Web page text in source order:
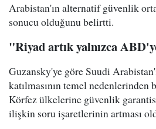
Arabistan'ın alternatif güvenlik
sonucu olduğunu belirtti.
"Riyad artık yalnızca
Guzansky'ye göre Suudi
katılmasının temel
Körfez ülkelerine güvenlik
ilişkin soru işaretlerinin artması